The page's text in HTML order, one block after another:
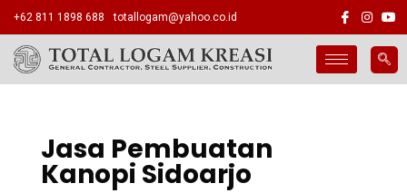
+62 811 1898 688 totallogam@yahoo.co.id
Jasa Pembuatan
Kanopi Sidoarjo